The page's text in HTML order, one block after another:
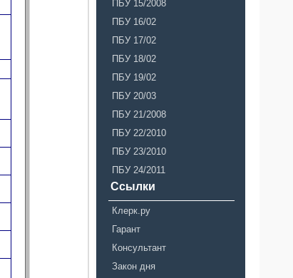
ПБУ 15/2008
ПБУ 16/02
ПБУ 17/02
ПБУ 18/02
ПБУ 19/02
ПБУ 20/03
ПБУ 21/2008
ПБУ 22/2010
ПБУ 23/2010
ПБУ 24/2011
Ссылки
Клерк.ру
Гарант
Консультант
Закон дня